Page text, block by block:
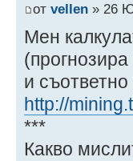
от vellen » 26
Мен
и
http://
***
Какво